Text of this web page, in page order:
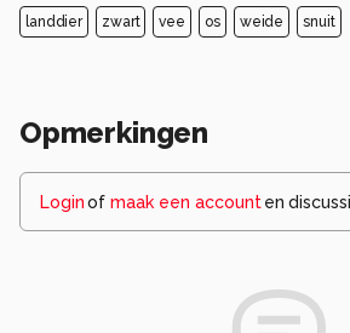
landdier zwart vee os weide snuit
Opmerkingen
Loginof maak een account en